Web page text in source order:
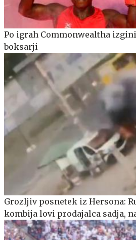
Po igrah Commonwealtha
boksarji
Grozljiv posnetek iz Hersona:
kombija lovi prodajalca sadja,